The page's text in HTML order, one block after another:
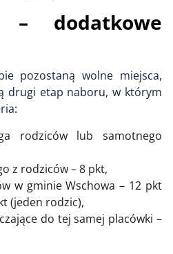
dodatkowe
pozostaną wolne miejsca,
drugi etap naboru, w którym
rodziców lub samotnego
z rodziców – 8 pkt,
w gminie Wschowa – 12 pkt
(jeden rodzic),
do tej samej placówki –